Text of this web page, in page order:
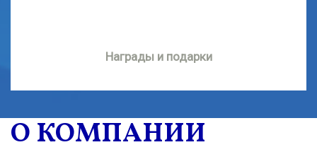
Награды и подарки
О КОМПАНИИ